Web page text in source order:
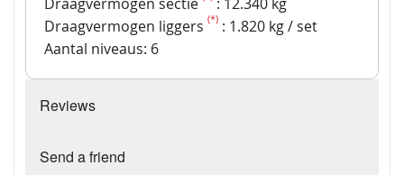
Draagvermogen liggers (*) : 1.820 kg / set
Aantal niveaus: 6
Reviews
Send a friend